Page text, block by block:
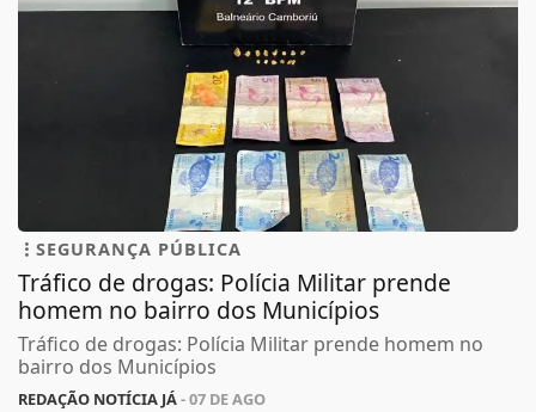
SEGURANÇA PÚBLICA
Tráfico de drogas: Polícia Militar prende
homem no bairro dos Municípios
Tráfico de drogas: Polícia Militar prende homem no
bairro dos Municípios
REDAÇÃO NOTÍCIA JÁ- 07 DE AGO